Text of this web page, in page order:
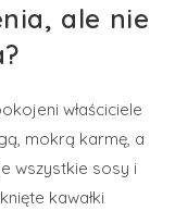
ale nie
właściciele
mokrą karmę, a
wszystkie sosy i
kawałki